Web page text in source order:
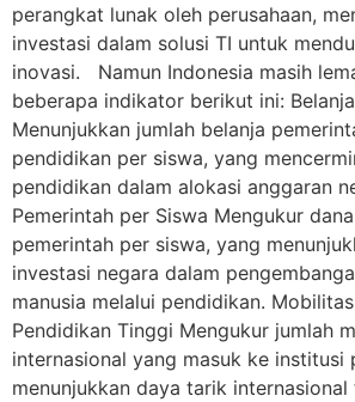
perangkat lunak oleh perusahaan,
investasi dalam solusi TI untuk
inovasi. Namun Indonesia masih
beberapa indikator berikut ini:
Menunjukkan jumlah belanja
pendidikan per siswa, yang
pendidikan dalam alokasi anggaran
Pemerintah per Siswa Mengukur
pemerintah per siswa, yang
investasi negara dalam
manusia melalui pendidikan.
Pendidikan Tinggi Mengukur jumlah
internasional yang masuk ke institusi
menunjukkan daya tarik internasional